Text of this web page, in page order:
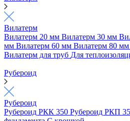
Вилатерм
Вилатерм 20 мм Вилатерм 30 мм
мм Вилатерм 60 мм Вилатерм 80 мм
Вилатерм для труб Для
Рубероид
Рубероид
Рубероид РКК 350 Рубероид РКП